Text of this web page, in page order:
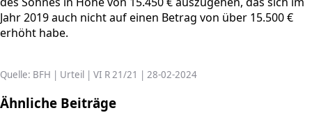
Jahr 2019 auch nicht auf einen Betrag von über 15.500 €
erhöht habe.
Quelle: BFH | Urteil | VI R 21/21 | 28-02-2024
Ähnliche Beiträge